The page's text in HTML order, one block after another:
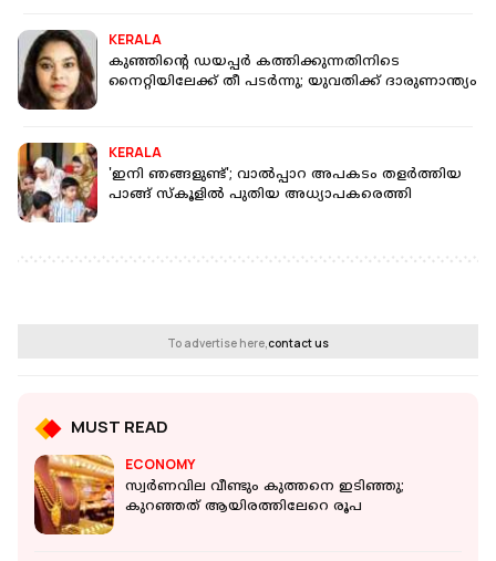
KERALA
കുഞ്ഞിന്റെ ഡയപ്പർ കത്തിക്കുന്നതിനിടെ
നൈറ്റിയിലേക്ക് തീ പടർന്നു; യുവതിക്ക് ദാരുണാന്ത്യം
KERALA
'ഇനി ഞങ്ങളുണ്ട്'; വാല്‍പ്പാറ അപകടം തളര്‍ത്തിയ
പാങ്ങ് സ്‌കൂളില്‍ പുതിയ അധ്യാപകരെത്തി
To advertise here,contact us
MUST READ
ECONOMY
സ്വര്‍ണവില വീണ്ടും കുത്തനെ ഇടിഞ്ഞു;
കുറഞ്ഞത് ആയിരത്തിലേറെ രൂപ